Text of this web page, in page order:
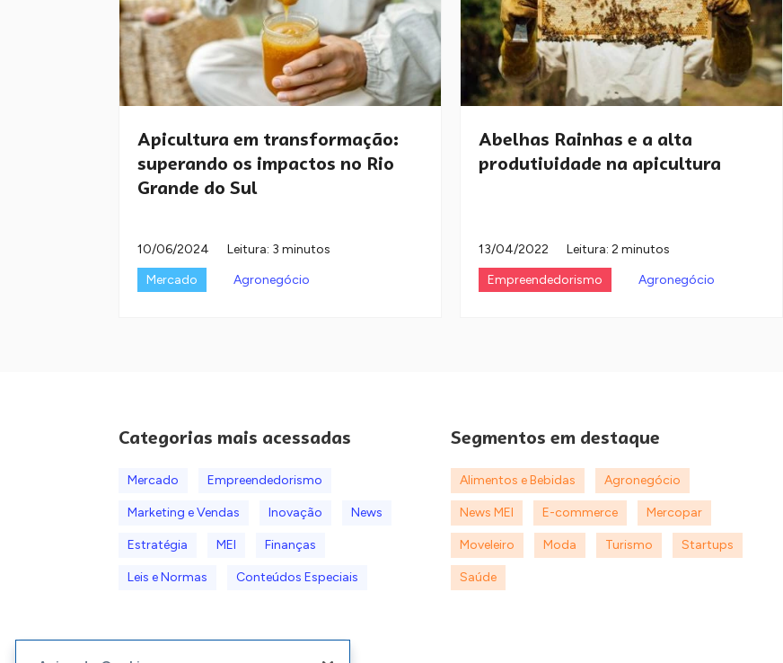
Apicultura em transformação:
superando os impactos no Rio
Grande do Sul
10/06/2024
Leitura: 3 minutos
Mercado
Agronegócio
Abelhas Rainhas e a alta
produtividade na apicultura
13/04/2022
Leitura: 2 minutos
Empreendedorismo
Agronegócio
Categorias mais acessadas
Mercado Empreendedorismo
Marketing e Vendas Inovação News
Estratégia MEI Finanças
Leis e Normas Conteúdos Especiais
Segmentos em destaque
Alimentos e Bebidas Agronegócio
News MEI E-commerce Mercopar
Moveleiro Moda Turismo Startups
Saúde